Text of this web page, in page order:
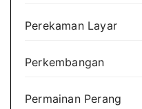
Perekaman Layar
Perkembangan
Permainan Perang